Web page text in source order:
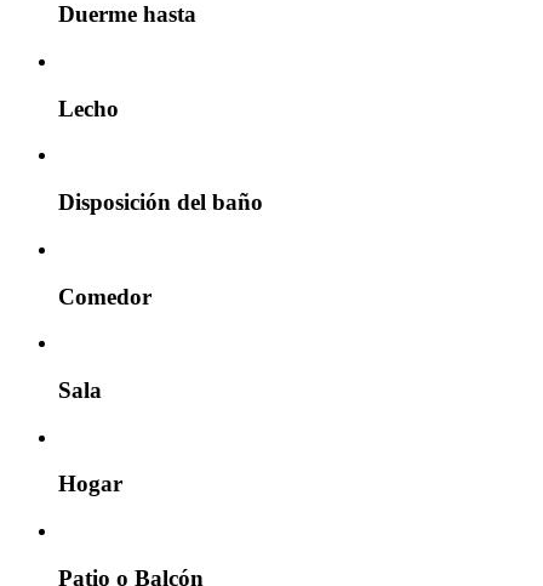
Duerme hasta
Lecho
Disposición del baño
Comedor
Sala
Hogar
Patio o Balcón